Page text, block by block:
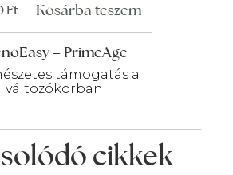
– PrimeAge
támogatás a
változókorban
Ft Kosárba teszem
cikkek